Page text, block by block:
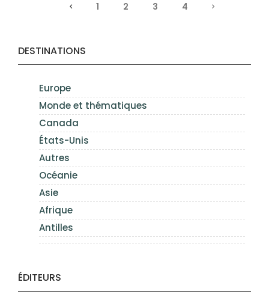
DESTINATIONS
Europe
Monde et thématiques
Canada
États-Unis
Autres
Océanie
Asie
Afrique
Antilles
ÉDITEURS
1 2 3 4